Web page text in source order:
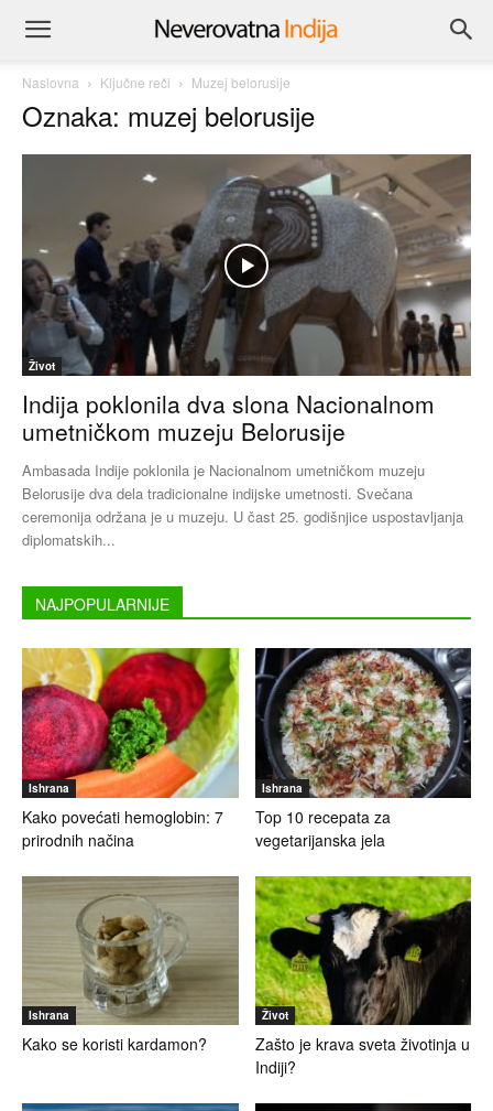
Naslovna Ključne reči Muzej belorusije
Oznaka: muzej belorusije
Život
Indija poklonila dva slona Nacionalnom
umetničkom muzeju Belorusije
Ambasada Indije poklonila je Nacionalnom umetničkom muzeju
Belorusije dva dela tradicionalne indijske umetnosti. Svečana
ceremonija održana je u muzeju. U čast 25. godišnjice uspostavljanja
diplomatskih...
NAJPOPULARNIJE
Ishrana
Kako povećati hemoglobin: 7
prirodnih načina
Ishrana
Top 10 recepata za
vegetarijanska jela
Ishrana
Kako se koristi kardamon?
Život
Zašto je krava sveta životinja u
Indiji?